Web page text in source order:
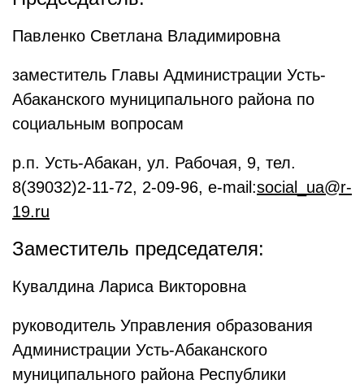
Павленко Светлана Владимировна
заместитель Главы Администрации Усть-
Абаканского муниципального района по
социальным вопросам
р.п. Усть-Абакан, ул. Рабочая, 9, тел.
8(39032)2-11-72, 2-09-96, e-mail:social_ua@r-
19.ru
Заместитель председателя:
Кувалдина Лариса Викторовна
руководитель Управления образования
Администрации Усть-Абаканского
муниципального района Республики